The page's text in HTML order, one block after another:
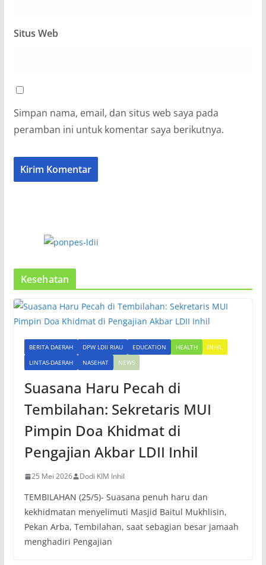
Situs Web
Simpan nama, email, dan situs web saya pada
peramban ini untuk komentar saya berikutnya.
Kesehatan
BERITA DAERAH DPW LDII RIAU EDUCATION HEALTH
INHIL
LINTAS-DAERAH
NASEHAT NEWS
Suasana Haru Pecah di
Tembilahan: Sekretaris MUI
Pimpin Doa Khidmat di
Pengajian Akbar LDII Inhil
25 Mei 2026 Dodi KIM Inhil
TEMBILAHAN (25/5)- Suasana penuh haru dan
kekhidmatan menyelimuti Masjid Baitul Mukhlisin,
Pekan Arba, Tembilahan, saat sebagian besar jamaah
menghadiri Pengajian